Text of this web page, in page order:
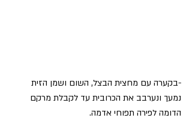
-בקערה עם מחצית הבצל, השום ושמן הזית
נמעך ונערבב את הכרובית עד לקבלת מרקם
הדומה לפירה תפוחי אדמה.